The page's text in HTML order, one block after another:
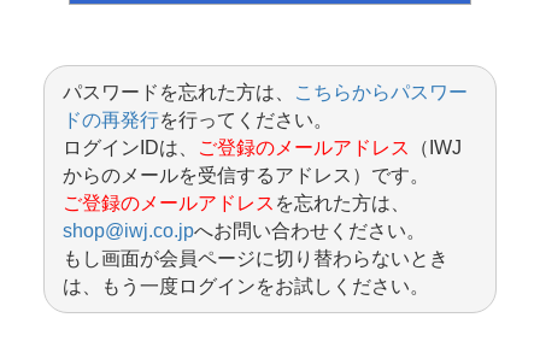
パスワードを忘れた方は、
こちらからパスワー
ドの再発行を行ってください。
ログインIDは、
ご登録のメールアドレス
（IWJ
からのメールを受信するアドレス）です。
ご登録のメールアドレス を忘れた方は、
shop@iwj.co.jpへお問い合わせください。
もし画面が会員ページに切り替わらないとき
は、もう一度ログインをお試しください。